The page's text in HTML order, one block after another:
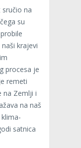
na
su
krajevi
procesa je
remeti
na Zemlji i
na naš
satnica